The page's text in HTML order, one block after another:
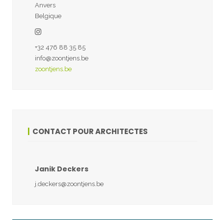
Anvers
Belgique
+32 476 88 35 85
info@zoontjens.be
zoontjens.be
CONTACT POUR ARCHITECTES
Janik Deckers
j.deckers@zoontjens.be